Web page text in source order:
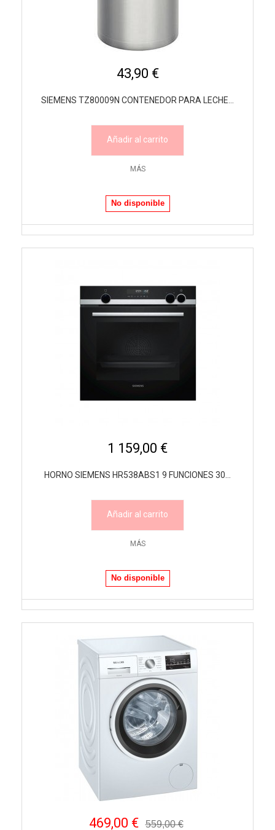
43,90 €
SIEMENS TZ80009N CONTENEDOR PARA LECHE...
Añadir al carrito
MÁS
No disponible
1 159,00 €
HORNO SIEMENS HR538ABS1 9 FUNCIONES 30...
Añadir al carrito
MÁS
No disponible
469,00 € 559,00 €